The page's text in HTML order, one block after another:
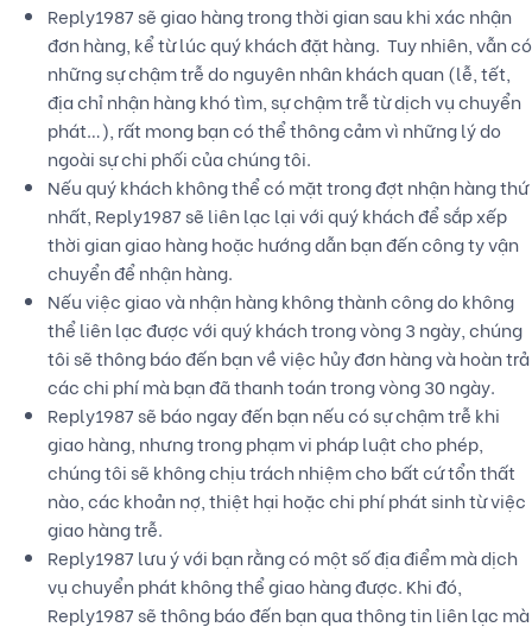
Reply1987 sẽ giao hàng trong thời gian sau khi xác nhận
đơn hàng, kể từ lúc quý khách đặt hàng. Tuy nhiên, vẫn có
những sự chậm trễ do nguyên nhân khách quan (lễ, tết,
địa chỉ nhận hàng khó tìm, sự chậm trễ từ dịch vụ chuyển
phát…), rất mong bạn có thể thông cảm vì những lý do
ngoài sự chi phối của chúng tôi.
Nếu quý khách không thể có mặt trong đợt nhận hàng thứ
nhất, Reply1987 sẽ liên lạc lại với quý khách để sắp xếp
thời gian giao hàng hoặc hướng dẫn bạn đến công ty vận
chuyển để nhận hàng.
Nếu việc giao và nhận hàng không thành công do không
thể liên lạc được với quý khách trong vòng 3 ngày, chúng
tôi sẽ thông báo đến bạn về việc hủy đơn hàng và hoàn trả
các chi phí mà bạn đã thanh toán trong vòng 30 ngày.
Reply1987 sẽ báo ngay đến bạn nếu có sự chậm trễ khi
giao hàng, nhưng trong phạm vi pháp luật cho phép,
chúng tôi sẽ không chịu trách nhiệm cho bất cứ tổn thất
nào, các khoản nợ, thiệt hại hoặc chi phí phát sinh từ việc
giao hàng trễ.
Reply1987 lưu ý với bạn rằng có một số địa điểm mà dịch
vụ chuyển phát không thể giao hàng được. Khi đó,
Reply1987 sẽ thông báo đến bạn qua thông tin liên lạc mà